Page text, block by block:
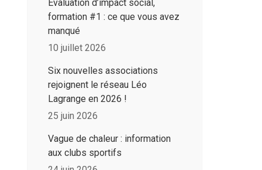
Évaluation d’impact social,
formation #1 : ce que vous avez
manqué
10 juillet 2026
Six nouvelles associations
rejoignent le réseau Léo
Lagrange en 2026 !
25 juin 2026
Vague de chaleur : information
aux clubs sportifs